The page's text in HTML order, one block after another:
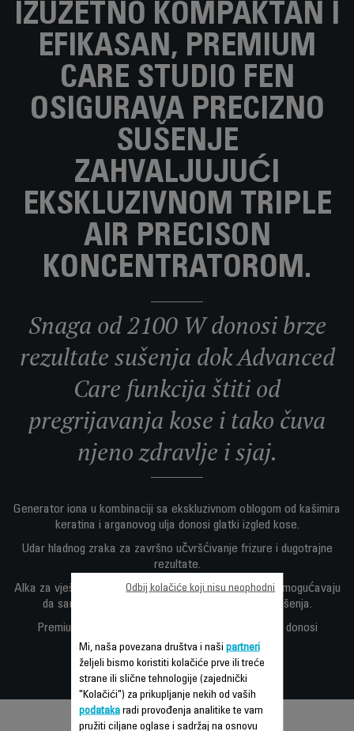
IZUZETNO KOMPAKTAN I
EFIKASAN, PREMIUM
CARE STUDIO FEN
OSIGURAVA PRECIZNO
SUŠENJE
ZAHVALJUJUĆI
EKSKLUZIVNOM TRIPLE
AIR PRECISON
KONCENTRATOROM.
Snaga od 2100 W donosi brze
rezultate sušenja dok Advanced
Care funkcija štiti od
pregrijavanja kose i tako čuva
njeno zdravlje i sjaj.
Generator iona u kombinaciji sa ekskluzivnom oblogom od kašimira
keratina i arganovog ulja donosi glatki izgled kose.
Udar hladnog zraka za završno učvršćivanje frizure i dugotrajne
rezultate.
Alka za vješanje za praktično odlaganje a 3 položaja omogućavaju
da sami postavite idealnu temperaturu i brzinu sušenja.
Premium Care Studio: izuzetno kompaktan fen koji donosi
dugotrajne rezultate.
Mi, naša povezana društva i naši partneri
željeli bismo koristiti kolačiće prve ili treće
strane ili slične tehnologije (zajednički
"Kolačići") za prikupljanje nekih od vaših
podatakaradi provođenja analitike te vam
pružiti ciljane oglase i sadržaj na osnovu
Odbij kolačiće koji nisu neophodni